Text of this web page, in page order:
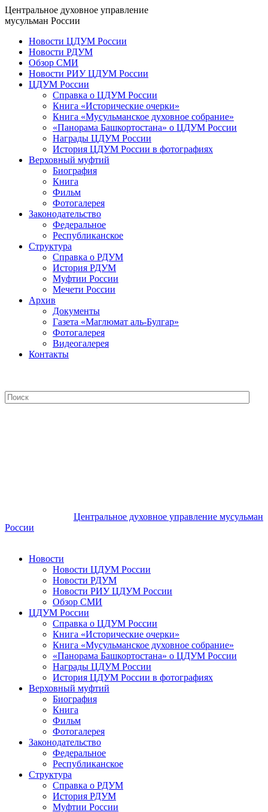
Центральное духовное управление
мусульман России
Новости ЦДУМ России
Новости РДУМ
Обзор СМИ
Новости РИУ ЦДУМ России
ЦДУМ России
Справка о ЦДУМ России
Книга «Исторические очерки»
Книга «Мусульманское духовное собрание»
«Панорама Башкортостана» о ЦДУМ России
Награды ЦДУМ России
История ЦДУМ России в фотографиях
Верховный муфтий
Биография
Книга
Фильм
Фотогалерея
Законодательство
Федеральное
Республиканское
Структура
Справка о РДУМ
История РДУМ
Муфтии России
Мечети России
Архив
Документы
Газета «Маглюмат аль-Булгар»
Фотогалерея
Видеогалерея
Контакты
Центральное духовное управление мусульман
России
Новости
Новости ЦДУМ России
Новости РДУМ
Новости РИУ ЦДУМ России
Обзор СМИ
ЦДУМ России
Справка о ЦДУМ России
Книга «Исторические очерки»
Книга «Мусульманское духовное собрание»
«Панорама Башкортостана» о ЦДУМ России
Награды ЦДУМ России
История ЦДУМ России в фотографиях
Верховный муфтий
Биография
Книга
Фильм
Фотогалерея
Законодательство
Федеральное
Республиканское
Структура
Справка о РДУМ
История РДУМ
Муфтии России